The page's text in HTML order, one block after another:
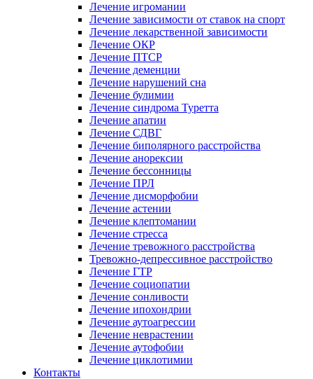
Лечение игромании
Лечение зависимости от ставок на спорт
Лечение лекарственной зависимости
Лечение ОКР
Лечение ПТСР
Лечение деменции
Лечение нарушений сна
Лечение булимии
Лечение синдрома Туретта
Лечение апатии
Лечение СДВГ
Лечение биполярного расстройства
Лечение анорексии
Лечение бессонницы
Лечение ПРЛ
Лечение дисморфобии
Лечение астении
Лечение клептомании
Лечение стресса
Лечение тревожного расстройства
Тревожно-депрессивное расстройство
Лечение ГТР
Лечение социопатии
Лечение сонливости
Лечение ипохондрии
Лечение аутоагрессии
Лечение неврастении
Лечение аутофобии
Лечение циклотимии
Контакты